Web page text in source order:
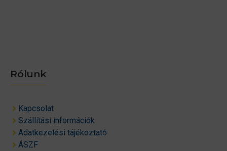
Rólunk
Kapcsolat
Szállítási információk
Adatkezelési tájékoztató
ÁSZF